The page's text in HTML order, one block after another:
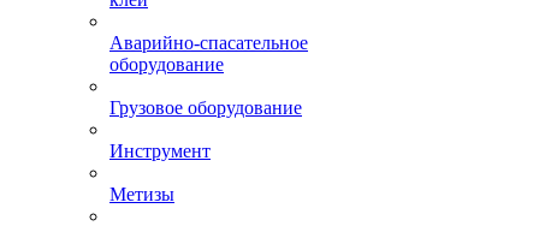
Аварийно-спасательное
оборудование
Грузовое оборудование
Инструмент
Метизы